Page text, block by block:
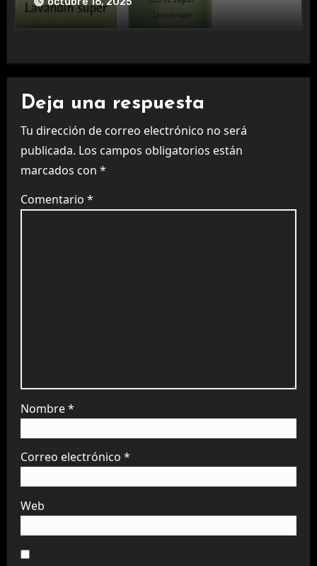
Deja una respuesta
Tu dirección de correo electrónico no será
publicada. Los campos obligatorios están
marcados con *
Comentario *
Nombre*
Correo electrónico *
Web